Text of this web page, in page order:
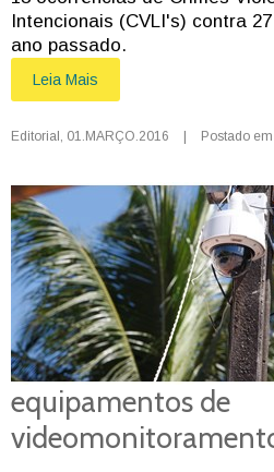
Intencionais (CVLI's) contra
ano passado.
Leia Mais
Editorial 01.MARÇO.2016 | Postado em
equipamentos de